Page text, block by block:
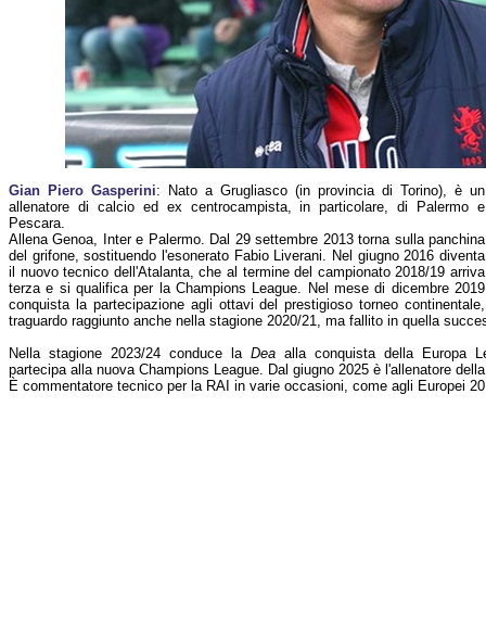
Gian Piero Gasperini: Nato a Grugliasco (in provincia di Torino), è un
allenatore di calcio ed ex centrocampista, in particolare, di Palermo e
Pescara.
Allena Genoa, Inter e Palermo. Dal 29 settembre 2013 torna sulla panchina
del grifone, sostituendo l'esonerato Fabio Liverani. Nel giugno 2016 diventa
il nuovo tecnico dell'Atalanta, che al termine del campionato 2018/19 arriva
terza e si qualifica per la Champions League. Nel mese di dicembre 2019
conquista la partecipazione agli ottavi del prestigioso torneo continentale,
traguardo raggiunto anche nella stagione 2020/21, ma fallito in quella
Nella stagione 2023/24 conduce la Dea alla conquista della Europa
partecipa alla nuova Champions League. Dal giugno 2025 è l'allenatore
È commentatore tecnico per la RAI in varie occasioni, come agli Europei